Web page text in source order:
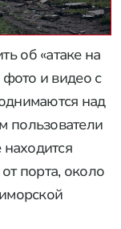
об «атаке на
фото и видео с
над
пользователи
порта, около